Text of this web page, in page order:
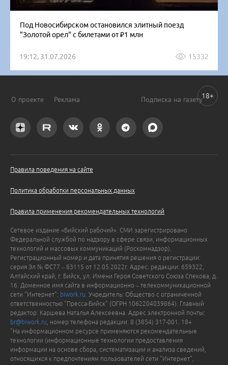
Под Новосибирском остановился элитный поезд
"Золотой орел" с билетами от ₽1 млн
19:12, 31.07.2026 15332
О проекте Реклама Подписка на газету
Правила поведения на сайте
Политика обработки персональных данных
Правила применения рекомендательных технологий
Сетевое издание «Бийский рабочий». СМИ зарегистрировано
Федеральной службой по надзору в сфере связи, информационных
технологий и массовых коммуникаций (Роскомнадзор).
Регистрационный номер и дата принятия решения о регистрации:
серия Эл № ФС77 – 83115 от 12.05.2022г. Адрес: редакции: 659322,
Алтайский край, г. Бийск, ул. Имени Героя Советского Союза Спекова, д.
16. Доменное имя сайта в информационно – телекоммуникационной
сети "Интернет": biwork.ru . Учредитель: Общество с ограниченной
ответственностью "Пресса-Бийск" (ОГРН 1062204039864). Главный
редактор: Каршева Наталья Алексеевна. Адрес электронной почты:
br@biwork.ru , номер телефона редакции: 8 (3854) 317-001. 18+
"На информационном ресурсе применяются рекомендательные
технологии (информационные технологии предоставления
информации на основе сбора, систематизации и анализа сведений,
относящихся к предпочтениям пользователей сети "Интернет",
18+